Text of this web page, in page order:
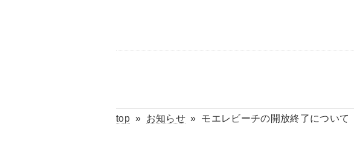
top» お知らせ» モエレビーチの開放終了について